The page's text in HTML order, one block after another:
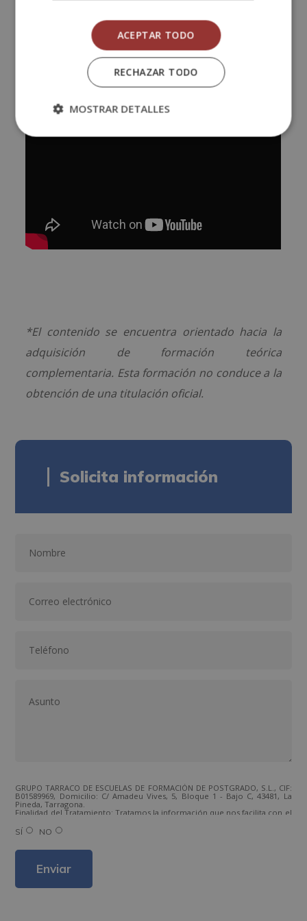
*El contenido se encuentra orientado hacia la
adquisición de formación teórica
complementaria. Esta formación no conduce a la
obtención de una titulación oficial.
Solicita información
GRUPO TARRACO DE ESCUELAS DE FORMACIÓN DE POSTGRADO, S.L., CIF:
B01589969, Domicilio: C/ Amadeu Vives, 5, Bloque 1 - Bajo C, 43481, La
Pineda, Tarragona.
Finalidad del Tratamiento: Tratamos la información que nos facilita con el
los productos ofrecidos y otros tipo de productos que fueran de su
interés.
Derechos: Puede ejercitar sus derechos identificándose suficientemente,
Para más información consulte nuestra Política de Privacidad.
SÍ NO
ACEPTAR TODO
RECHAZAR TODO
MOSTRAR DETALLES